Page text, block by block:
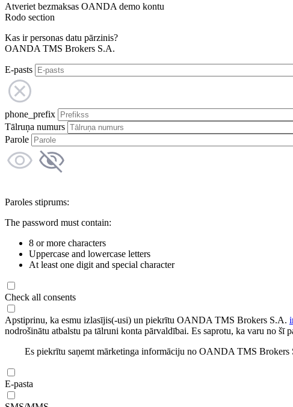
Atveriet bezmaksas OANDA demo kontu
Rodo section
Kas ir personas datu pārzinis?
OANDA TMS Brokers S.A.
E-pasts
phone_prefix
Tālruņa numurs
Parole
Paroles stiprums:
The password must contain:
8 or more characters
Uppercase and lowercase letters
At least one digit and special character
Check all consents
Apstiprinu, ka esmu izlasījis(-usi) un piekrītu OANDA TMS Brokers S.A.
nodrošinātu atbalstu pa tālruni konta pārvaldībai. Es saprotu, ka varu no šī
Es piekrītu saņemt mārketinga informāciju no OANDA TMS
E-pasta